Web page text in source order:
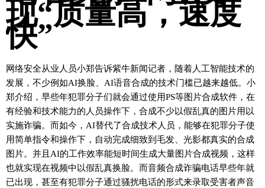
现“质量高，速度
快”
网络安全从业人员小郑告诉紫牛新闻记者，随着人工智能技术的
发展，不少例如AI换脸、AI语音合成的技术门槛已越来越低。小
郑介绍，早些年犯罪分子们就会通过使用PS等图片合成软件，在
有经验和技术能力的人员操作下，合成不少以假乱真的图片用以
实施诈骗。而如今，AI替代了合成技术人员，能够在犯罪分子使
用简单指令和操作下，自动完成细致到毛发、光影都真实的合成
图片。并且AI的工作效率能短时间生成大量图片合成视频，这样
也就实现在视频中以假乱真换脸。而音频合成诈骗电话早些年就
已出现，甚至有犯罪分子通过骚扰电话的形式来录取受害者声音